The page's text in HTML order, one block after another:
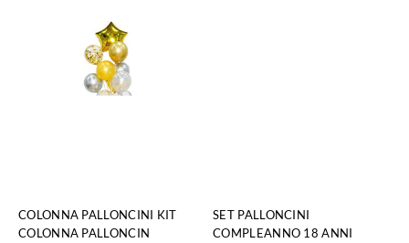
COLONNA PALLONCINI KIT
COLONNA PALLONCIN
SET PALLONCINI
COMPLEANNO 18 ANNI